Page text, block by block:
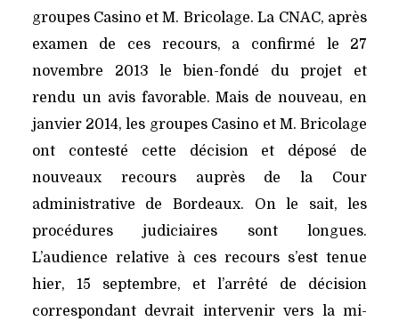
groupes Casino et M. Bricolage. La CNAC, après
examen de ces recours, a confirmé le 27
novembre 2013 le bien-fondé du projet et
rendu un avis favorable. Mais de nouveau, en
janvier 2014, les groupes Casino et M. Bricolage
ont contesté cette décision et déposé de
nouveaux recours auprès de la Cour
administrative de Bordeaux. On le sait, les
procédures judiciaires sont longues.
L’audience relative à ces recours s’est tenue
hier, 15 septembre, et l’arrêté de décision
correspondant devrait intervenir vers la mi-